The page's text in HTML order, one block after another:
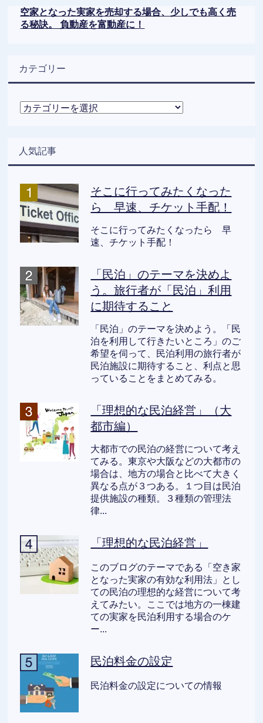
空家となった実家を売却する場合、少しでも高く売
る秘訣。 負動産を富動産に！
カテゴリー
カ
ー
人気記事
そこに行ってみたくなった
ら 早速、チケット手配！
そこに行ってみたくなったら 早
速、チケット手配！
「民泊」のテーマを決めよ
う。旅行者が「民泊」利用
に期待すること
「民泊」のテーマを決めよう。「民
泊を利用して行きたいところ」のご
希望を伺って、民泊利用の旅行者が
民泊施設に期待すること、利点と思
っていることをまとめてみる。
「理想的な民泊経営」（大
都市編）
大都市での民泊の経営について考え
てみる。東京や大阪などの大都市の
場合は、地方の場合と比べて大きく
異なる点が３つある。１つ目は民泊
提供施設の種類。３種類の管理法
律...
「理想的な民泊経営」
このブログのテーマである「空き家
となった実家の有効な利用法」とし
ての民泊の理想的な経営について考
えてみたい。ここでは地方の一棟建
ての実家を民泊利用する場合のケ
ー...
民泊料金の設定
民泊料金の設定についての情報